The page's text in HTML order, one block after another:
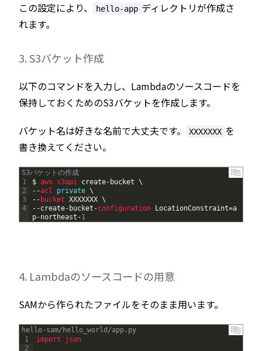
この設定により、 hello-app ディレクトリが作成さ
れます。
3. S3バケット作成
以下のコマンドを入力し、Lambdaのソースコードを
保持しておくためのS3バケットを作成します。
バケット名は好きな名前で大丈夫です。
XXXXXXX を
書き換えてください。
S3バケットの作成
1
2
3
4
$ aws s3api create- bucket \
--acl private \
-- bucket XXXXXXX \
--create- bucket -configuration LocationConstraint=a
p-northeast -1
4. Lambdaのソースコードの用意
SAMから作られたファイルをそのまま用います。
hello-sam/hello_world/app.py
1
2
import json